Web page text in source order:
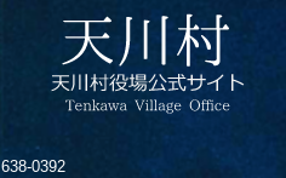
638-0392